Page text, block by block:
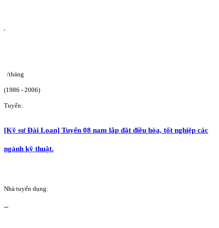
/tháng
(1986 - 2006)
Tuyển:
[Kỹ sư Đài Loan] Tuyển 08 nam lắp đặt điều hòa, tốt nghiệp các
ngành kỹ thuật.
Nhà tuyển dụng: